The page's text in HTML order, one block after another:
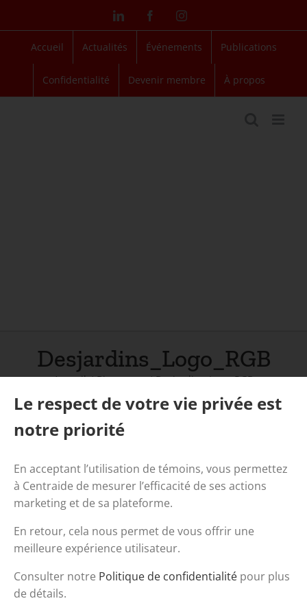
contenu
LinkedIn FacebookInstagram
Accueil Actualités Événements Publications
Confidentialité Devenir membre À propos
Desjardins_Logo_RGB
Accueil / Bienvenue / Desjardins_Logo_RGB
Le respect de votre vie privée est
notre priorité
En acceptant l’utilisation de témoins, vous permettez
à Centraide de mesurer l’efficacité de ses actions
marketing et de sa plateforme.
En retour, cela nous permet de vous offrir une
meilleure expérience utilisateur.
Consulter notre Politique de confidentialité pour plus
de détails.